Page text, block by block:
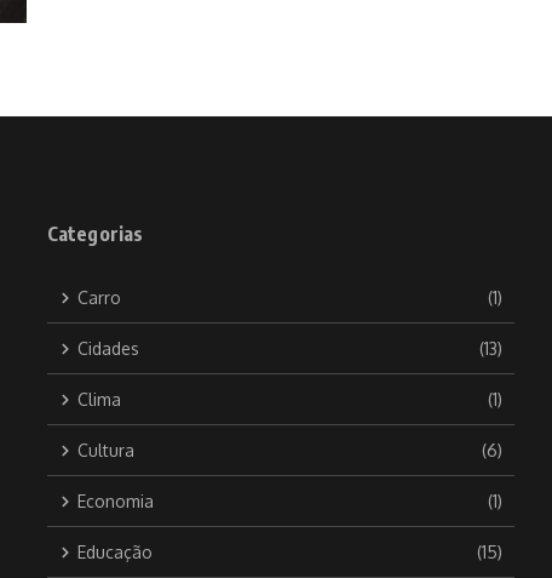
Categorias
Carro (1)
Cidades (13)
Clima (1)
Cultura (6)
Economia (1)
Educação (15)